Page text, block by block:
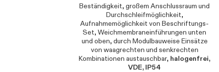
Beständigkeit, großem Anschlussraum und
Durchschleifmöglichkeit,
Aufnahmemöglichkeit von Beschriftungs-
Set, Weichmembraneinführungen unten
und oben, durch Modulbauweise Einsätze
von waagrechten und senkrechten
Kombinationen austauschbar, halogenfrei,
VDE, IP54